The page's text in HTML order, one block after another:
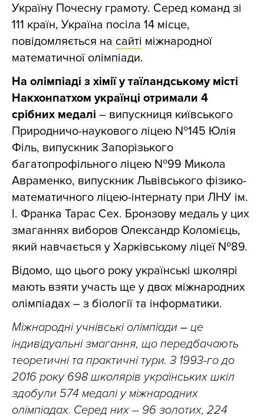
Україну Почесну грамоту. Серед команд зі
111 країн, Україна посіла 14 місце,
повідомляється на сайті міжнародної
математичної олімпіади.
На олімпіаді з хімії у таїландському місті
Накхонпатхом українці отримали 4
срібних медалі – випускниця київського
Природничо-наукового ліцею №145 Юлія
Філь, випускник Запорізького
багатопрофільного ліцею №99 Микола
Авраменко, випускник Львівського фізико-
математичного ліцею-інтернату при ЛНУ ім.
І. Франка Тарас Сех. Бронзову медаль у цих
змаганнях виборов Олександр Коломієць,
який навчається у Харківському ліцеї №89.
Відомо, що цього року українські школярі
мають взяти участь ще у двох міжнародних
олімпіадах – з біології та інформатики.
Міжнародні учнівські олімпіади – це
індивідуальні змагання, що передбачають
теоретичні та практичні тури. З 1993-го до
2016 року 698 школярів українських шкіл
здобули 574 медалі у міжнародних
олімпіадах. Серед них – 96 золотих, 224